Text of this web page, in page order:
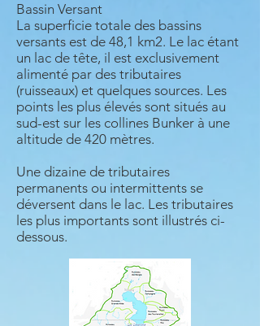
Bassin Versant
La superficie totale des bassins
versants est de 48,1 km2. Le lac étant
un lac de tête, il est exclusivement
alimenté par des tributaires
(ruisseaux) et quelques sources. Les
points les plus élevés sont situés au
sud-est sur les collines Bunker à une
altitude de 420 mètres.
Une dizaine de tributaires
permanents ou intermittents se
déversent dans le lac. Les tributaires
les plus importants sont illustrés ci-
dessous.